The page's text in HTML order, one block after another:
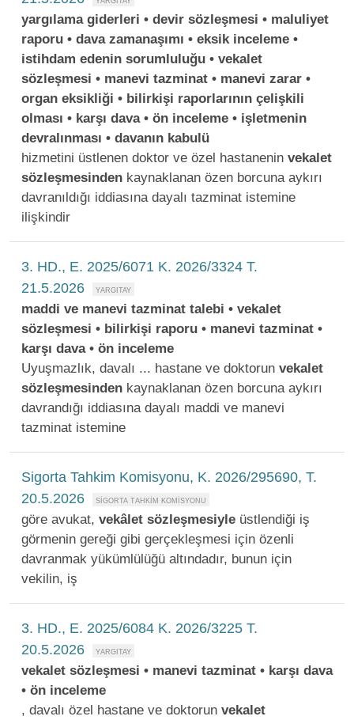
yargılama giderleri • devir sözleşmesi • maluliyet
raporu • dava zamanaşımı • eksik inceleme •
istihdam edenin sorumluluğu • vekalet
sözleşmesi • manevi tazminat • manevi zarar •
organ eksikliği • bilirkişi raporlarının çelişkili
olması • karşı dava • ön inceleme • işletmenin
devralınması • davanın kabulü
hizmetini üstlenen doktor ve özel hastanenin vekalet
sözleşmesinden kaynaklanan özen borcuna aykırı
davranıldığı iddiasına dayalı tazminat istemine
ilişkindir
3. HD., E. 2025/6071 K. 2026/3324 T.
21.5.2026
maddi ve manevi tazminat talebi • vekalet
sözleşmesi • bilirkişi raporu • manevi tazminat •
karşı dava • ön inceleme
Uyuşmazlık, davalı ... hastane ve doktorun vekalet
sözleşmesinden kaynaklanan özen borcuna aykırı
davrandığı iddiasına dayalı maddi ve manevi
tazminat istemine
Sigorta Tahkim Komisyonu, K. 2026/295690, T.
20.5.2026
göre avukat, vekâlet sözleşmesiyle üstlendiği iş
görmenin gereği gibi gerçekleşmesi için özenli
davranmak yükümlülüğü altındadır, bunun için
vekilin, iş
3. HD., E. 2025/6084 K. 2026/3225 T.
20.5.2026
vekalet sözleşmesi • manevi tazminat • karşı dava
• ön inceleme
, davalı özel hastane ve doktorun vekalet